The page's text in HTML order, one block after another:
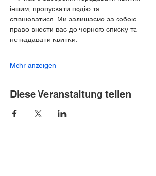
іншим, пропускати подію та
спізнюватися. Ми залишаємо за собою
право внести вас до чорного списку та
не надавати квитки.
Mehr anzeigen
Diese Veranstaltung teilen